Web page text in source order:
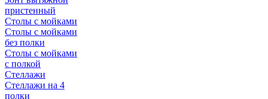
пристенный
Столы с мойками
Столы с мойками
без полки
Столы с мойками
с полкой
Стеллажи
Стеллажи на 4
полки